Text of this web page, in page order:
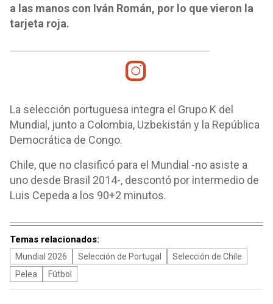
a las manos con Iván Román, por lo que vieron la
tarjeta roja.
La selección portuguesa integra el Grupo K del
Mundial, junto a Colombia, Uzbekistán y la República
Democrática de Congo.
Chile, que no clasificó para el Mundial -no asiste a
uno desde Brasil 2014-, descontó por intermedio de
Luis Cepeda a los 90+2 minutos.
Temas relacionados:
Mundial 2026 Selección de Portugal
Selección de Chile
Pelea
Fútbol